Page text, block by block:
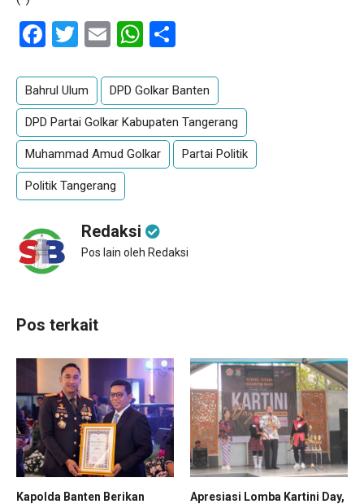
Facebook
Twitter
EmailWhatsApp
Bahrul Ulum DPD Golkar Banten
DPD Partai Golkar Kabupaten Tangerang
Muhammad Amud Golkar Partai Politik
Politik Tangerang
Redaksi
Pos lain oleh Redaksi
Pos terkait
Kapolda Banten Berikan
Apresiasi Lomba Kartini Day,